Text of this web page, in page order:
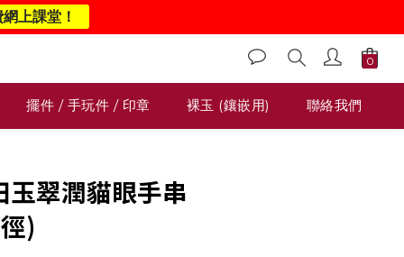
擺件 / 手玩件 / 印章 裸玉 (鑲嵌用) 聯絡我們
翠潤貓眼手串
)
上課堂！